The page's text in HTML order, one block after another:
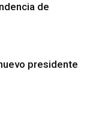
de
presidente